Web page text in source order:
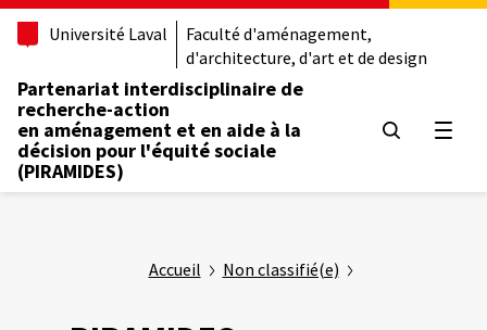
Aller
principal
Université Laval
Faculté d'aménagement,
d'architecture, d'art et de design
Partenariat interdisciplinaire de
recherche-action
en aménagement et en aide à la
décision pour l'équité sociale
(PIRAMIDES)
Accueil Non classifié(e)